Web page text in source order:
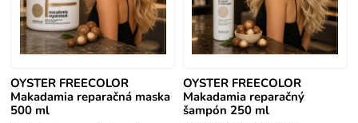
OYSTER FREECOLOR
Makadamia reparačná maska
500 ml
OYSTER FREECOLOR
Makadamia reparačný
šampón 250 ml